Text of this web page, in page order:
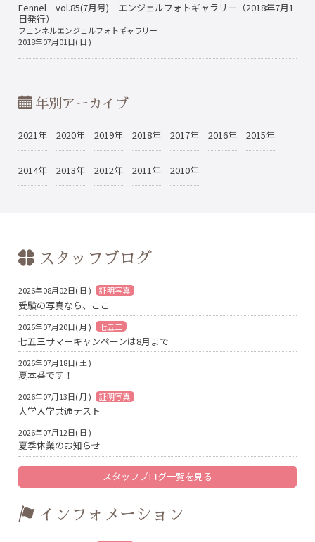
Fennel vol.85(7月号) エンジェルフォトギャラリー（2018年7月1
日発行）
フェンネルエンジェルフォトギャラリー
2018年07月01日( 日 )
年別アーカイブ
2021年 2020年 2019年 2018年 2017年 2016年 2015年
2014年 2013年 2012年 2011年 2010年
スタッフブログ
2026年08月02日( 日 ) 証明写真
受験の写真なら、ここ
2026年07月20日( 月 ) 七五三
七五三サマーキャンペーンは8月まで
2026年07月18日( 土 )
夏本番です！
2026年07月13日( 月 ) 証明写真
大学入学共通テスト
2026年07月12日( 日 )
夏季休業のお知らせ
スタッフブログ一覧を見る
インフォメーション